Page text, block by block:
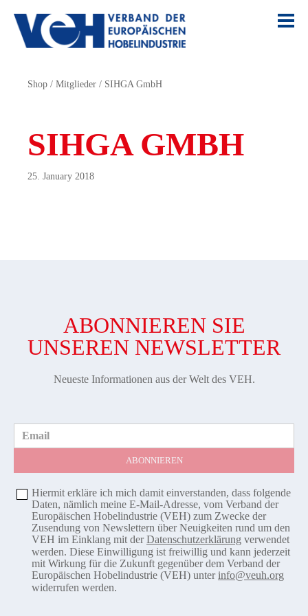
Shop / Mitglieder / SIHGA GmbH
SIHGA GMBH
25. January 2018
ABONNIEREN SIE
UNSEREN NEWSLETTER
Neueste Informationen aus der Welt des VEH.
Email
Hiermit erkläre ich mich damit einverstanden, dass folgende
Daten, nämlich meine E-Mail-Adresse, vom Verband der
Europäischen Hobelindustrie (VEH) zum Zwecke der
Zusendung von Newslettern über Neuigkeiten rund um den
VEH im Einklang mit derDatenschutzerklärung verwendet
werden. Diese Einwilligung ist freiwillig und kann jederzeit
mit Wirkung für die Zukunft gegenüber dem Verband der
Europäischen Hobelindustrie (VEH) unterinfo@veuh.org
widerrufen werden.